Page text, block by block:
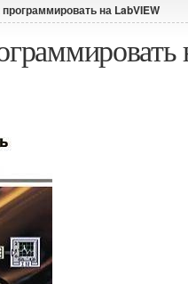
программировать на LabVIEW